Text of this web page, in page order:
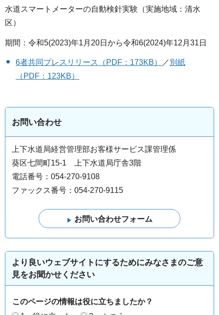
水道スマートメーターの自動検針実験（実施地域：清水
区）
期間：令和5(2023)年1月20日から令和6(2024)年12月31日
6者共同プレスリリース（PDF：173KB） ／ 別紙
（PDF：123KB）
お問い合わせ
上下水道局経営管理部お客様サービス課管理係
葵区七間町15-1 上下水道局庁舎3階
電話番号：054-270-9108
ファックス番号：054-270-9115
より良いウェブサイトにするためにみなさまのご意
見をお聞かせください
このページの情報は役に立ちましたか？